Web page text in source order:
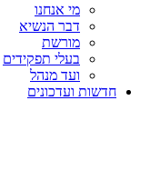
מי אנחנו
דבר הנשיא
מורשת
בעלי תפקידים
ועד מנהל
חדשות ועדכונים